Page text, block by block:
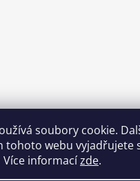
soubory cookie.
tohoto webu vyjadřujete
Více informacízde.